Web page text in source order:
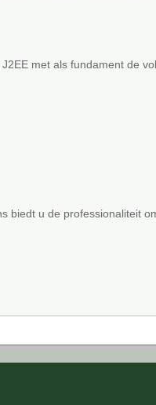
met als fundament de
biedt u de professionaliteit